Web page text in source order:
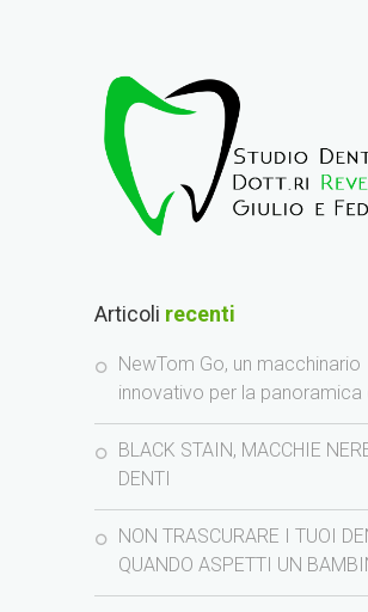
Articoli recenti
NewTom Go, un macchinario
innovativo per la panoramica
BLACK STAIN, MACCHIE
DENTI
NON TRASCURARE I TUOI
QUANDO ASPETTI UN